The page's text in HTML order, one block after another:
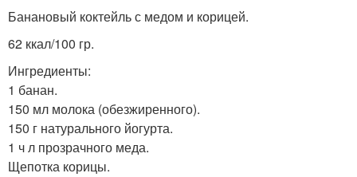
Банановый коктейль с медом и корицей.
62 ккал/100 гр.
Ингредиенты:
1 банан.
150 мл молока (обезжиренного).
150 г натурального йогурта.
1 ч л прозрачного меда.
Щепотка корицы.